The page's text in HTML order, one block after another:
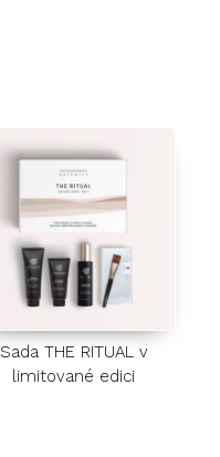
Sada THE RITUAL v
limitované edici